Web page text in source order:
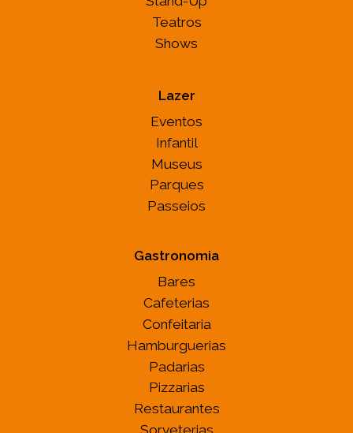
Teatros
Shows
Lazer
Eventos
Infantil
Museus
Parques
Passeios
Gastronomia
Bares
Cafeterias
Confeitaria
Hamburguerias
Padarias
Pizzarias
Restaurantes